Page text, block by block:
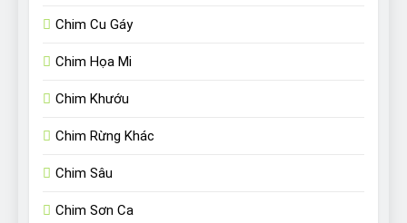
Chim Cu Gáy
Chim Họa Mi
Chim Khướu
Chim Rừng Khác
Chim Sâu
Chim Sơn Ca